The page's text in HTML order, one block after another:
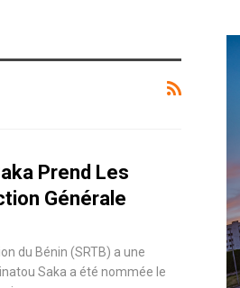
Prend Les
Générale
du Bénin (SRTB) a une
Saka a été nommée le